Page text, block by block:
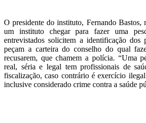
O presidente do instituto, Fernando Bastos,
um instituto chegar para fazer uma
entrevistados solicitem a identificação dos
peçam a carteira do conselho do qual
recusarem, que chamem a polícia. “Uma
real, séria e legal tem profissionais de
fiscalização, caso contrário é exercício
inclusive considerado crime contra a saúde